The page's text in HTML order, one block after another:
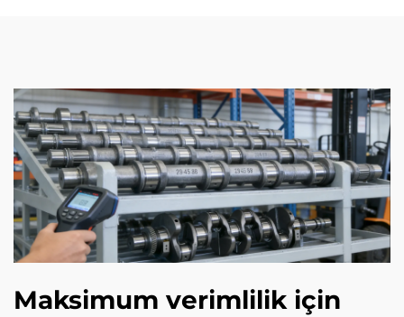
Maksimum verimlilik için